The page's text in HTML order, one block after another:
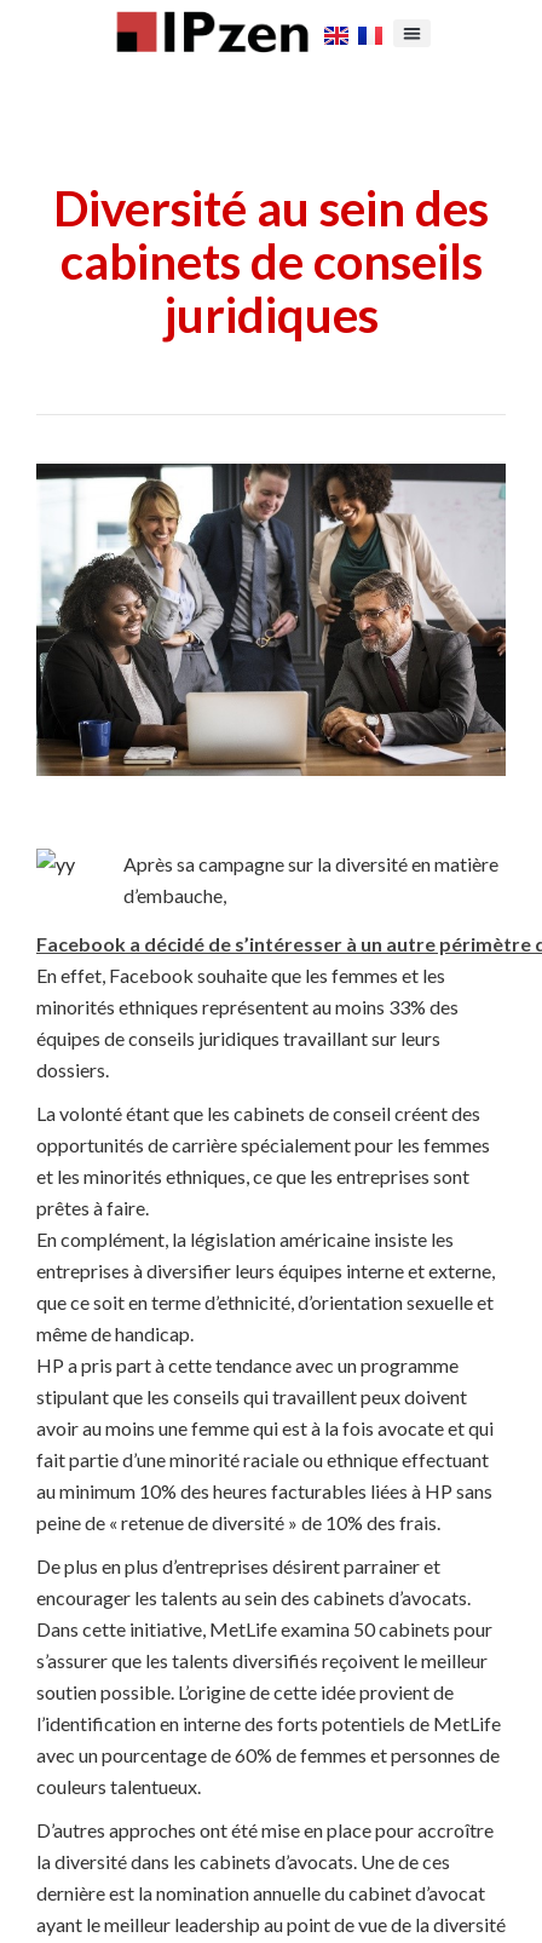
Diversité au sein des
cabinets de conseils
juridiques
Après sa campagne sur la diversité en matière
d’embauche,
Facebook a décidé de s’intéresser à un autre
En effet, Facebook souhaite que les femmes et les
minorités ethniques représentent au moins 33% des
équipes de conseils juridiques travaillant sur leurs
dossiers.
La volonté étant que les cabinets de conseil créent des
opportunités de carrière spécialement pour les femmes
et les minorités ethniques, ce que les entreprises sont
prêtes à faire.
En complément, la législation américaine insiste les
entreprises à diversifier leurs équipes interne et externe,
que ce soit en terme d’ethnicité, d’orientation sexuelle et
même de handicap.
HP a pris part à cette tendance avec un programme
stipulant que les conseils qui travaillent peux doivent
avoir au moins une femme qui est à la fois avocate et qui
fait partie d’une minorité raciale ou ethnique effectuant
au minimum 10% des heures facturables liées à HP sans
peine de « retenue de diversité » de 10% des frais.
De plus en plus d’entreprises désirent parrainer et
encourager les talents au sein des cabinets d’avocats.
Dans cette initiative, MetLife examina 50 cabinets pour
s’assurer que les talents diversifiés reçoivent le meilleur
soutien possible. L’origine de cette idée provient de
l’identification en interne des forts potentiels de MetLife
avec un pourcentage de 60% de femmes et personnes de
couleurs talentueux.
D’autres approches ont été mise en place pour accroître
la diversité dans les cabinets d’avocats. Une de ces
dernière est la nomination annuelle du cabinet d’avocat
ayant le meilleur leadership au point de vue de la diversité